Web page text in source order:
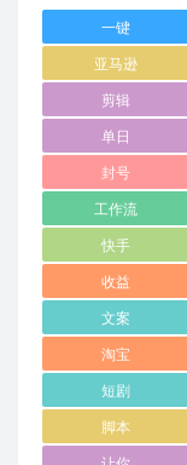
一键
亚马逊
剪辑
单日
封号
工作流
快手
收益
文案
淘宝
短剧
脚本